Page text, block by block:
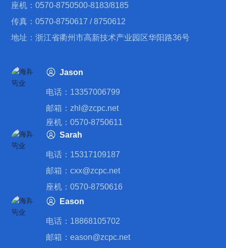
座机：0570-8750500-8183/8185
传真：0570-8750617 / 8750612
地址：浙江省衢州市高新技术产业园区华阳路36号
Jason
电话： 13357006799
邮箱： zhl@zcpc.net
座机：0570-8750611
Sarah
电话： 15317109187
邮箱： сxx@zcpc.net
座机：0570-8750616
Eason
电话： 18868105702
邮箱： eason@zcpc.net